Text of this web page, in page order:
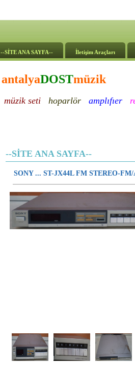
--SİTE ANA SAYFA-- İletişim Araçları
antalyaDOSTmüzik
müzik seti hoparlör amplıfıer
--SİTE ANA SAYFA--
SONY ... ST-JX44L FM STEREO-